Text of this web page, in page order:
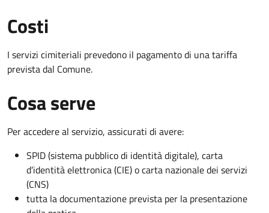
Costi
I servizi cimiteriali prevedono il pagamento di una tariffa
prevista dal Comune.
Cosa serve
Per accedere al servizio, assicurati di avere:
SPID (sistema pubblico di identità digitale), carta
d’identità elettronica (CIE) o carta nazionale dei servizi
(CNS)
tutta la documentazione prevista per la presentazione